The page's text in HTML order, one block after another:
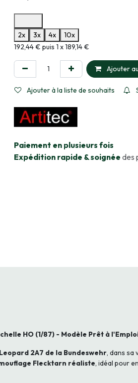
2x
3x 4x
10x
Informations sur le plan de paiement
192,44 € puis 1 x 189,14 €
Ajouter
Ajouter à la liste de souhaits
​Paiement en plusieurs fois
Expédition rapide & soignée des
HO (1/87) - Modèle Prêt à
Leopard 2A7 de la Bundeswehr, dans sa
Flecktarn réaliste, idéal pour